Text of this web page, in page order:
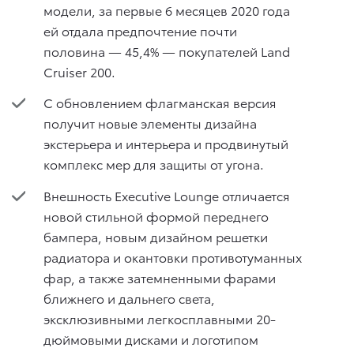
модели, за первые 6 месяцев 2020 года
ей отдала предпочтение почти
половина — 45,4% — покупателей Land
Cruiser 200.
С обновлением флагманская версия
получит новые элементы дизайна
экстерьера и интерьера и продвинутый
комплекс мер для защиты от угона.
Внешность Executive Lounge отличается
новой стильной формой переднего
бампера, новым дизайном решетки
радиатора и окантовки противотуманных
фар, а также затемненными фарами
ближнего и дальнего света,
эксклюзивными легкосплавными 20-
дюймовыми дисками и логотипом